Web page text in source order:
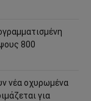
800
νέα οχυρωμένα
για